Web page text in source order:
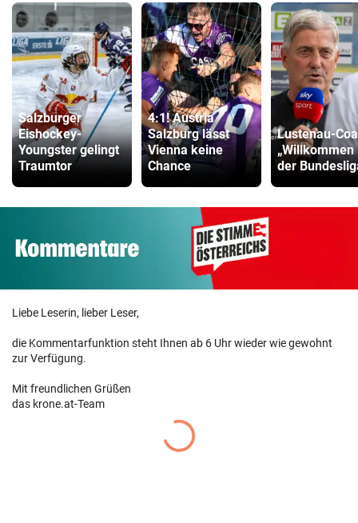
Salzburger
Eishockey-
Youngster gelingt
Traumtor
4:1! Austria
Salzburg lässt
Vienna keine
Chance
Lustenau-
„Willkommen
der
Liebe Leserin, lieber Leser,
die Kommentarfunktion steht Ihnen ab 6 Uhr wieder wie gewohnt
zur Verfügung.
Mit freundlichen Grüßen
das krone.at-Team